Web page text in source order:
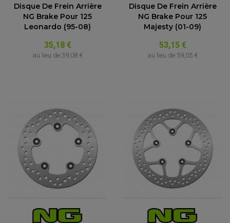
Disque De Frein Arrière
NG Brake Pour 125
Leonardo (95-08)
35,18 €
au lieu de 39,08 €
Disque De Frein Arrière
NG Brake Pour 125
Majesty (01-09)
53,15 €
au lieu de 59,05 €